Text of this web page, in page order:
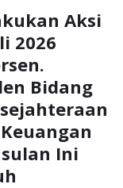
Aksi
2026
Bidang
Ini